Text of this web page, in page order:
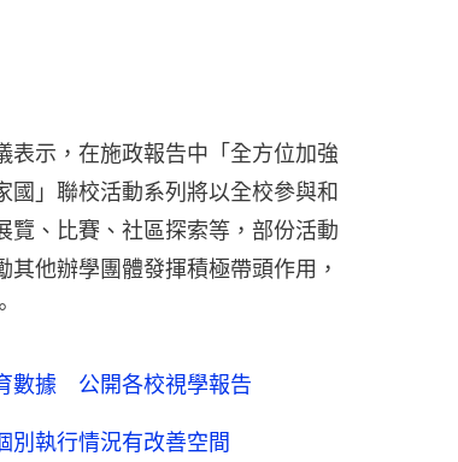
表示，在施政報告中「全方位加強
國」聯校活動系列將以全校參與和
覽、比賽、社區探索等，部份活動
他辦學團體發揮積極帶頭作用，
數據 公開各校視學報告
執行情況有改善空間